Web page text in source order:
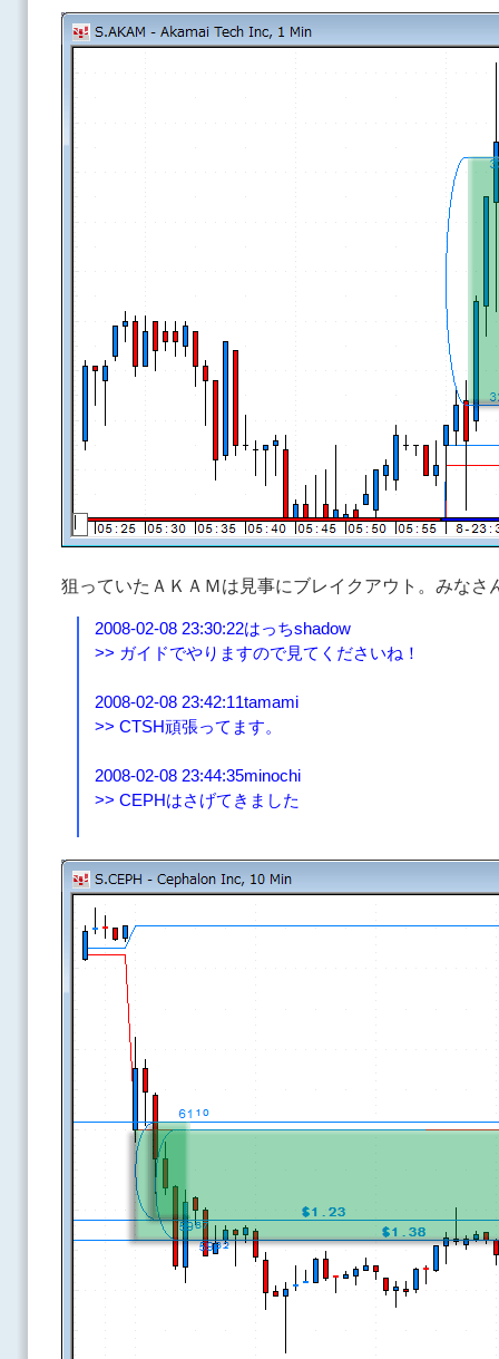
狙っていたＡＫＡＭは見事にブレイクアウト。みなさ
2008-02-08 23:30:22はっちshadow
>> ガイドでやりますので見てくださいね！
2008-02-08 23:42:11tamami
>> CTSH頑張ってます。
2008-02-08 23:44:35minochi
>> CEPHはさげてきました